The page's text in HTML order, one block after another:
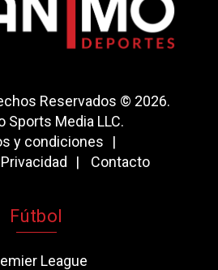
Reservados © 2026.
Sports Media LLC.
y condiciones
Contacto
Fútbol
League